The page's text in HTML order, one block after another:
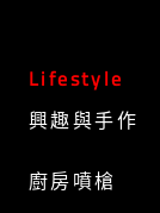
Lifestyle
興趣與手作
廚房噴槍